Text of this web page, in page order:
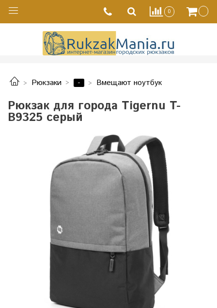
0
Рюкзаки - Вмещают ноутбук
Рюкзак для города Tigernu T-
B9325 серый